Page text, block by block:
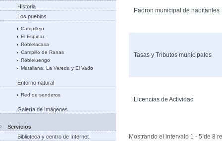
Historia
Los pueblos
Campillejo
El Espinar
Roblelacasa
Campillo de Ranas
Robleluengo
Matallana, La Vereda y El Vado
Entorno natural
Red de senderos
Galería de Imágenes
Servicios
Biblioteca y centro de Internet
Padron municipal de habitantes
Tasas y Tributos municipales
Licencias de Actividad
Mostrando el intervalo 1 - 5 de 8